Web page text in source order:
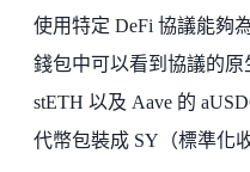
使用特定 DeFi 協議能夠
錢包中可以看到協議的
stETH 以及 Aave 的
代幣包裝成 SY（標準化